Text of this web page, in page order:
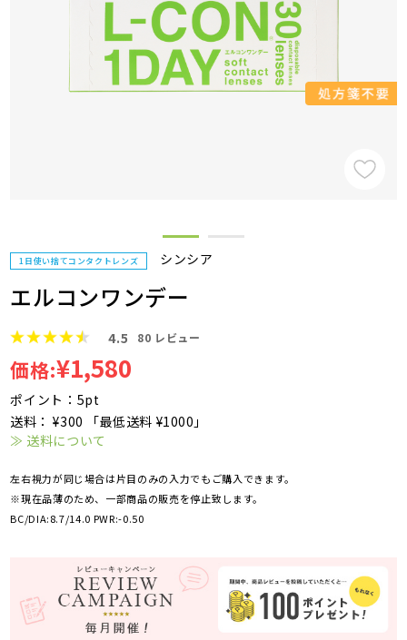
1日使い捨てコンタクトレンズ シンシア
エルコンワンデー
4.5 80 レビュー
価格:¥1,580
ポイント：5pt
送料： ¥300 「最低送料 ¥1000」
≫ 送料について
左右視力が同じ場合は片目のみの入力でもご購入できます。
※現在品薄のため、一部商品の販売を停止致します。
BC/DIA:8.7/14.0 PWR:-0.50